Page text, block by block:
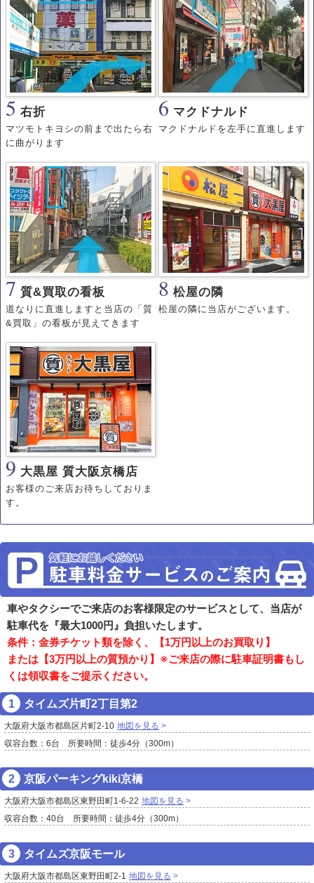
5 右折
マツモトキヨシの前まで出たら右
に曲がります
6 マクドナルド
マクドナルドを左手に直進します
7 質&買取の看板
道なりに直進しますと当店の「質
&買取」の看板が見えてきます
8 松屋の隣
松屋の隣に当店がございます。
9 大黒屋 質大阪京橋店
お客様のご来店お待ちしておりま
す。
車やタクシーでご来店のお客様限定のサービスとして、当店が
駐車代を『最大1000円』負担いたします。
条件：金券チケット類を除く、【1万円以上のお買取り】
または【3万円以上の質預かり】※ご来店の際に駐車証明書もし
くは領収書をご提示ください。
タイムズ片町2丁目第2
大阪府大阪市都島区片町2-10 地図を見る
収容台数：6台 所要時間：徒歩4分（300m）
京阪パーキングkiki京橋
大阪府大阪市都島区東野田町1-6-22 地図を見る
収容台数：40台 所要時間：徒歩4分（300m）
タイムズ京阪モール
大阪府大阪市都島区東野田町2-1 地図を見る